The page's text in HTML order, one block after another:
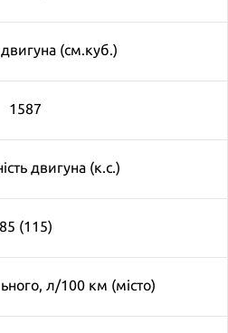
(см.куб.)
1587
двигуна (к.с.)
85 (115)
л/100 км (місто)